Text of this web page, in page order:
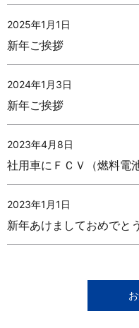
2025年1月1日
新年ご挨拶
2024年1月3日
新年ご挨拶
2023年4月8日
社用車にＦＣＶ（燃料電
2023年1月1日
新年あけましておめでと